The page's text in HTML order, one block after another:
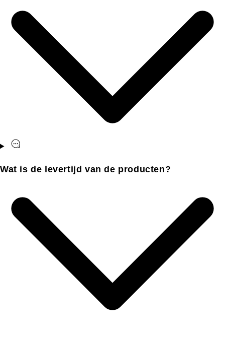
Wat is de levertijd van de producten?